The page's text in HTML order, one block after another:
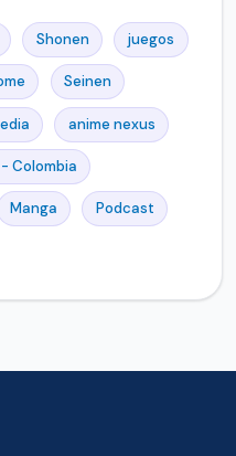
Shonen juegos
Seinen
anime nexus
Colombia
Manga Podcast